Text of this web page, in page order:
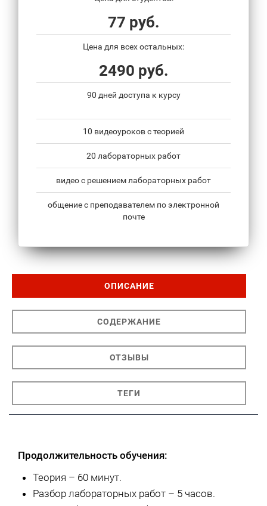
77 руб.
Цена для всех остальных:
2490 руб.
90 дней доступа к курсу
10 видеоуроков с теорией
20 лабораторных работ
видео с решением лабораторных работ
общение с преподавателем по электронной
почте
ОПИСАНИЕ
СОДЕРЖАНИЕ
ОТЗЫВЫ
ТЕГИ
Продолжительность обучения:
Теория – 60 минут.
Разбор лабораторных работ – 5 часов.